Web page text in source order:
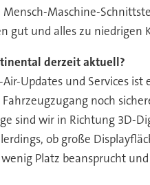
Maschine-
gut und alles zu niedrigen
derzeit aktuell?
Updates und Services ist
noch
sind wir in Richtung 3D-
ob große
Platz beansprucht